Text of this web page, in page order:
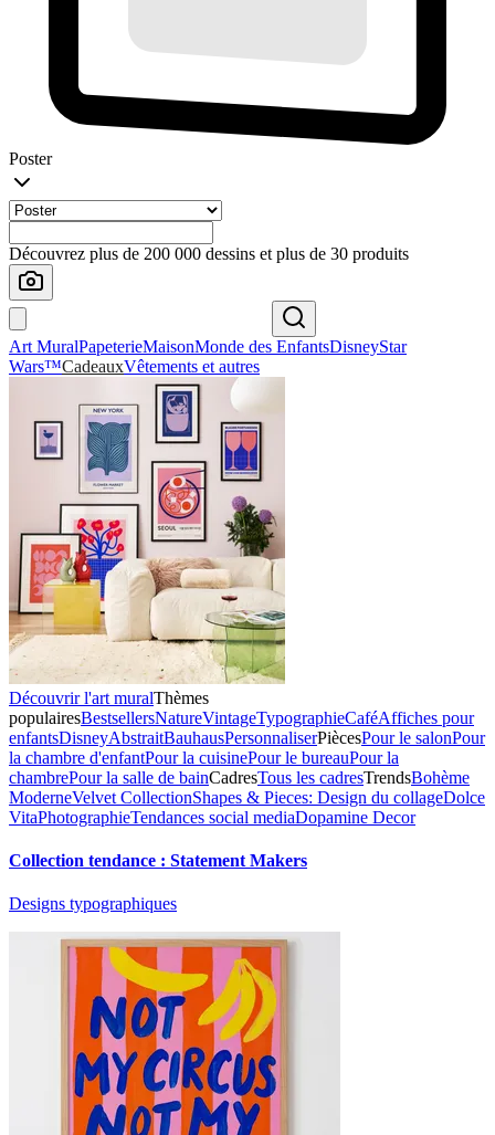
Poster
Découvrez plus de 200 000 dessins et plus de 30 produits
Art MuralPapeterieMaisonMonde des EnfantsDisneyStar
Wars™CadeauxVêtements et autres
Découvrir l'art muralThèmes
populairesBestsellersNatureVintageTypographieCaféAffiches pour
enfantsDisneyAbstraitBauhausPersonnaliserPiècesPour le salonPour
la chambre d'enfantPour la cuisinePour le bureauPour la
chambrePour la salle de bainCadresTous les cadresTrendsBohème
ModerneVelvet CollectionShapes & Pieces: Design du collageDolce
VitaPhotographieTendances social mediaDopamine Decor
Collection tendance : Statement Makers
Designs typographiques